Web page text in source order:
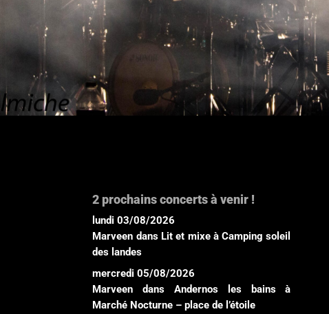
2 prochains concerts à venir !
lundi 03/08/2026
Marveen dans Lit et mixe à Camping soleil
des landes
mercredi 05/08/2026
Marveen
dans Andernos les bains
à
Marché Nocturne – place de l’étoile